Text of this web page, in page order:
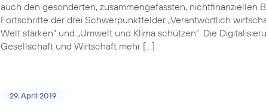
auch den gesonderten, zusammengefassten, nichtfinanziellen
Fortschritte der drei Schwerpunktfelder „Verantwortlich
Welt stärken“ und „Umwelt und Klima schützen“. Die
Gesellschaft und Wirtschaft mehr […]
29. April 2019